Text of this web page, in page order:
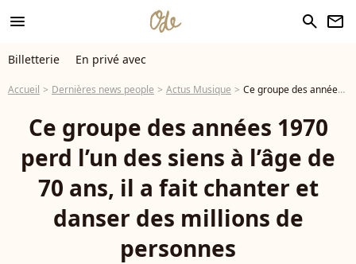
menu search newsletter
Billetterie En privé avec
Accueil Dernières news people Actus Musique Ce groupe des années 1970 perd l’un des siens à l’âge de 70 ans, il a fait chanter et danser des millions de personnes
Ce groupe des années 1970
perd l’un des siens à l’âge de
70 ans, il a fait chanter et
danser des millions de
personnes